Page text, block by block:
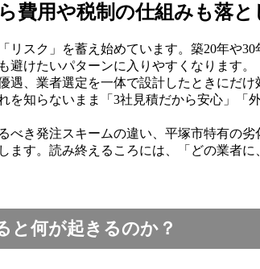
費用や税制の仕組みも落と
スク」を蓄え始めています。築20年や
避けたいパターンに入りやすくなります。
、業者選定を一体で設計したときにだ
知らないまま「3社見積だから安心」
き発注スキームの違い、平塚市特有の
す。読み終えるころには、「どの業者
と何が起きるのか？